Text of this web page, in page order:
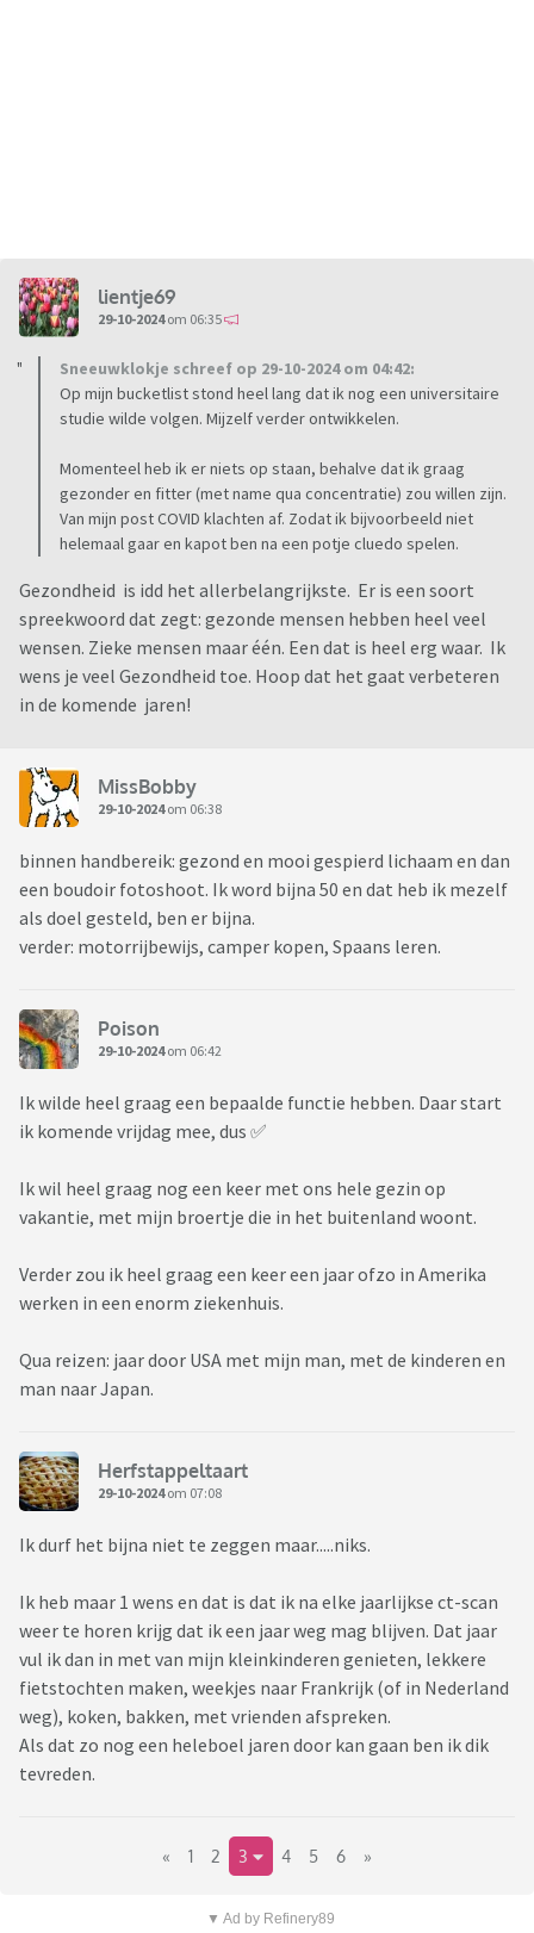
lientje69
29-10-2024om 06:35
Sneeuwklokje schreef op 29-10-2024 om 04:42:
Op mijn bucketlist stond heel lang dat ik nog een universitaire
studie wilde volgen. Mijzelf verder ontwikkelen.
Momenteel heb ik er niets op staan, behalve dat ik graag
gezonder en fitter (met name qua concentratie) zou willen zijn.
Van mijn post COVID klachten af. Zodat ik bijvoorbeeld niet
helemaal gaar en kapot ben na een potje cluedo spelen.
Gezondheid is idd het allerbelangrijkste. Er is een soort
spreekwoord dat zegt: gezonde mensen hebben heel veel
wensen. Zieke mensen maar één. Een dat is heel erg waar. Ik
wens je veel Gezondheid toe. Hoop dat het gaat verbeteren
in de komende jaren!
MissBobby
29-10-2024om 06:38
binnen handbereik: gezond en mooi gespierd lichaam en dan
een boudoir fotoshoot. Ik word bijna 50 en dat heb ik mezelf
als doel gesteld, ben er bijna.
verder: motorrijbewijs, camper kopen, Spaans leren.
Poison
29-10-2024om 06:42
Ik wilde heel graag een bepaalde functie hebben. Daar start
ik komende vrijdag mee, dus ✅
Ik wil heel graag nog een keer met ons hele gezin op
vakantie, met mijn broertje die in het buitenland woont.
Verder zou ik heel graag een keer een jaar ofzo in Amerika
werken in een enorm ziekenhuis.
Qua reizen: jaar door USA met mijn man, met de kinderen en
man naar Japan.
Herfstappeltaart
29-10-2024om 07:08
Ik durf het bijna niet te zeggen maar.....niks.
Ik heb maar 1 wens en dat is dat ik na elke jaarlijkse ct-scan
weer te horen krijg dat ik een jaar weg mag blijven. Dat jaar
vul ik dan in met van mijn kleinkinderen genieten, lekkere
fietstochten maken, weekjes naar Frankrijk (of in Nederland
weg), koken, bakken, met vrienden afspreken.
Als dat zo nog een heleboel jaren door kan gaan ben ik dik
tevreden.
« 1 2 3 4 5 6 »
▼ Ad by Refinery89